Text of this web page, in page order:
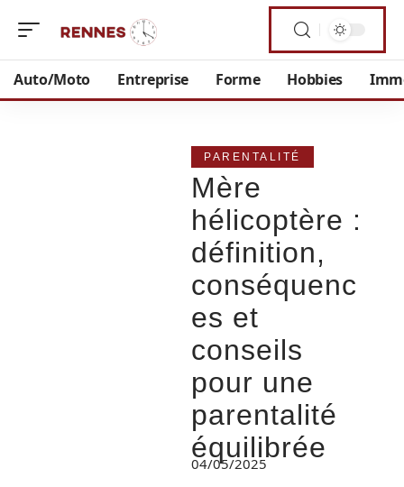
Auto/Moto Entreprise Forme Hobbies
PARENTALITÉ
Mère
hélicoptère :
définition,
conséquenc
es et
conseils
pour une
parentalité
équilibrée
04/05/2025